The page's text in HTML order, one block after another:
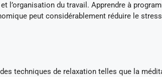
l’organisation du travail. Apprendre à
peut considérablement réduire le stress
techniques de relaxation telles que la